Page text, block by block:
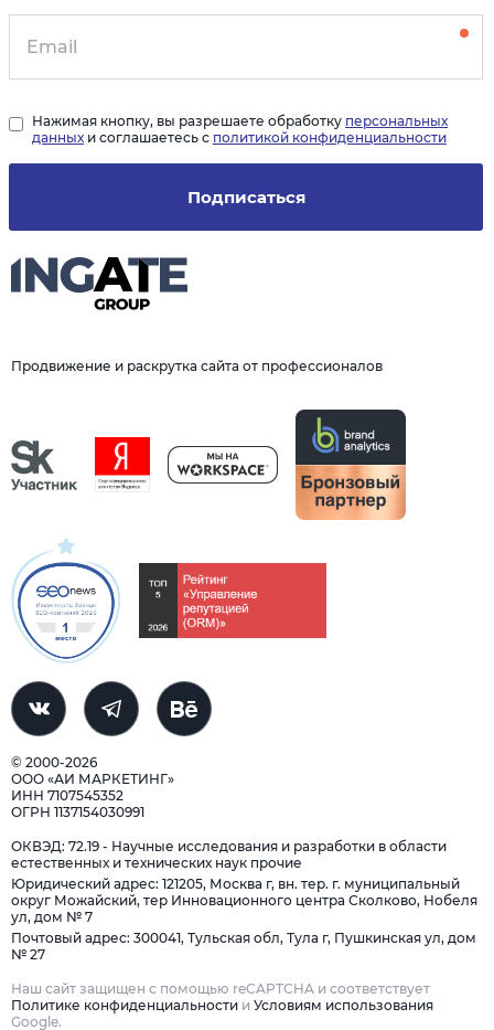
Продвижение и раскрутка сайта от профессионалов
© 2000-2026
ООО «АИ МАРКЕТИНГ»
ИНН 7107545352
ОГРН 1137154030991
Подписаться
Нажимая кнопку, вы разрешаете обработку персональных
данных и соглашаетесь с политикой конфиденциальности
ОКВЭД: 72.19 - Научные исследования и разработки в области
естественных и технических наук прочие
Юридический адрес: 121205, Москва г, вн. тер. г. муниципальный
округ Можайский, тер Инновационного центра Сколково, Нобеля
ул, дом № 7
Почтовый адрес: 300041, Тульская обл, Тула г, Пушкинская ул, дом
№ 27
Наш сайт защищен с помощью reCAPTCHA и соответствует
Политике конфиденциальности и Условиям использования
Google.